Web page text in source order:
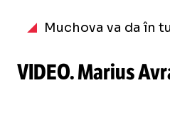
Muchova va da în
VIDEO. Marius